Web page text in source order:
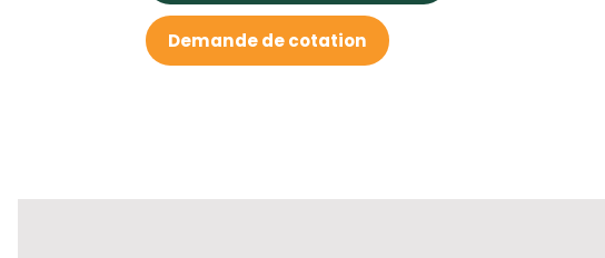
Demande de cotation